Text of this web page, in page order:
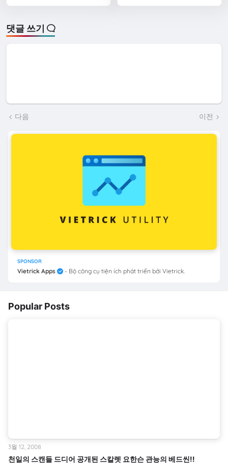
댓글 쓰기
다음 이전
SPONSOR
Vietrick Apps - Bộ công cụ tiện ích phát triển bởi Vietrick.
Popular Posts
천일의 스캔들 드디어 공개된 스칼렛 요한슨 관능의 베드씬!!
3월 12, 2008